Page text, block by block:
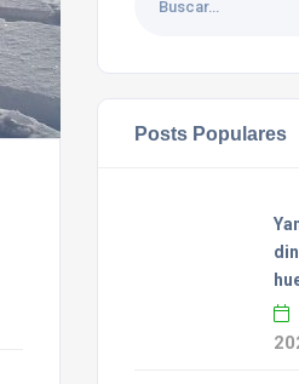
Posts Populares